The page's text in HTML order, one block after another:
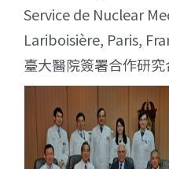
Service de Nuclear
Lariboisière, Paris,
臺大醫院簽署合作研究